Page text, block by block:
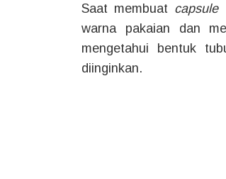
Saat membuat capsule
warna pakaian dan
mengetahui bentuk
diinginkan.